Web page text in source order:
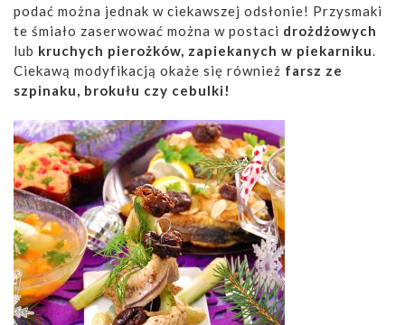
podać można jednak w ciekawszej odsłonie! Przysmaki
te śmiało zaserwować można w postaci drożdżowych
lub kruchych pierożków, zapiekanych w piekarniku.
Ciekawą modyfikacją okaże się również farsz ze
szpinaku, brokułu czy cebulki!